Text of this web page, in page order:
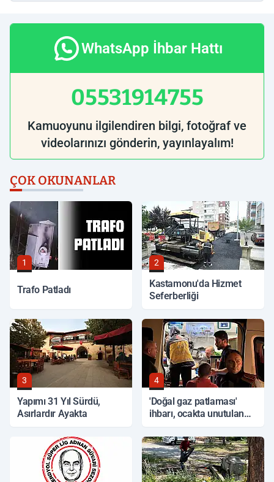
WhatsApp İhbar Hattı
05531914755
Kamuoyunu ilgilendiren bilgi, fotoğraf ve
videolarınızı gönderin, yayınlayalım!
ÇOK OKUNANLAR
1
Trafo Patladı
2
Kastamonu'da Hizmet
Seferberliği
3
Yapımı 31 Yıl Sürdü,
Asırlardır Ayakta
4
'Doğal gaz patlaması'
ihbarı, ocakta unutulan